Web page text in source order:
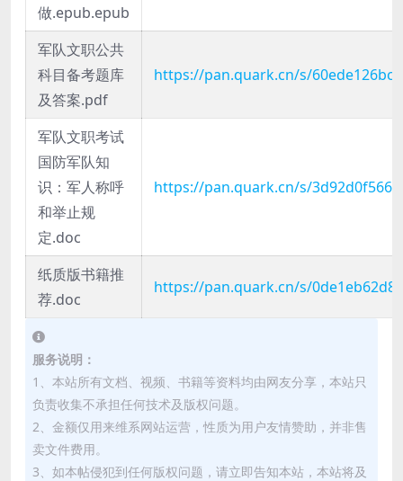
做.epub.epub
军队文职公共
科目备考题库
及答案.pdf
https://pan.quark.cn/s/
军队文职考试
国防军队知
识：军人称呼
和举止规
定.doc
https://pan.quark.cn/s/
纸质版书籍推
荐.doc
https://pan.quark.cn/s/
服务说明：
1、本站所有文档、视频、书籍等资料均由网友分享，本站只
负责收集不承担任何技术及版权问题。
2、金额仅用来维系网站运营，性质为用户友情赞助，并非售
卖文件费用。
3、如本帖侵犯到任何版权问题，请立即告知本站，本站将及